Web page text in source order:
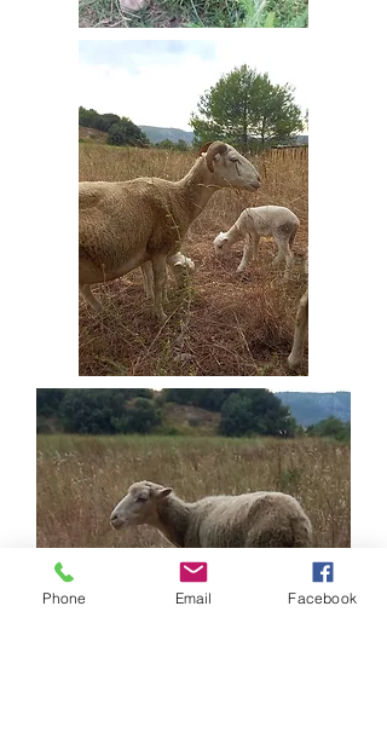
Phone Email Facebook